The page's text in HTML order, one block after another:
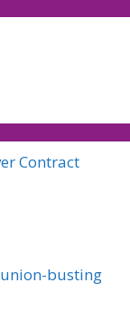
Contract
union-busting